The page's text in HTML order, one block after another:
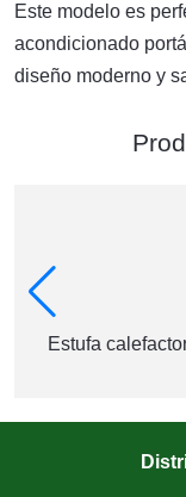
Este modelo es
acondicionado
diseño moderno y
Estufa